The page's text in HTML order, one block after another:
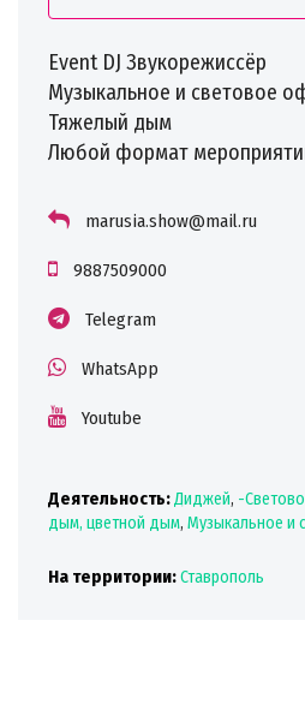
Event DJ Звукорежиссёр
Музыкальное и световое
Тяжелый дым
Любой формат
marusia.show@mail.ru
9887509000
Telegram
WhatsApp
Youtube
Деятельность:Диджей, -
дым, цветной дым, Музыкальное и
На территории:Ставрополь